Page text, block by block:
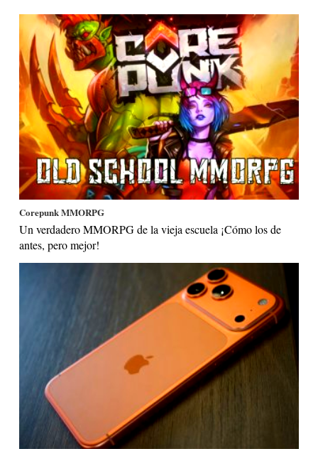
Corepunk MMORPG
Un verdadero MMORPG de la vieja escuela ¡Cómo los de
antes, pero mejor!